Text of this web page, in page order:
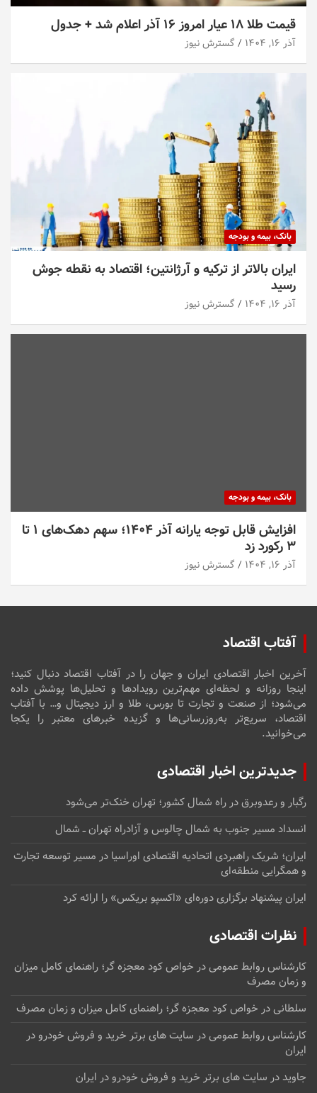
قیمت طلا ۱۸ عیار امروز ۱۶ آذر اعلام شد + جدول
آذر ۱۶, ۱۴۰۴ گسترش نیوز
بانک، بیمه و بودجه
ایران بالاتر از ترکیه و آرژانتین؛ اقتصاد به نقطه جوش
رسید
آذر ۱۶, ۱۴۰۴ گسترش نیوز
بانک، بیمه و بودجه
افزایش قابل توجه یارانه آذر ۱۴۰۴؛ سهم دهک‌های ۱ تا
۳ رکورد زد
آذر ۱۶, ۱۴۰۴ گسترش نیوز
آفتاب اقتصاد
آخرین اخبار اقتصادی ایران و جهان را در آفتاب اقتصاد دنبال کنید؛
اینجا روزانه و لحظه‌ای مهم‌ترین رویدادها و تحلیل‌ها پوشش داده
می‌شود؛ از صنعت و تجارت تا بورس، طلا و ارز دیجیتال و… با آفتاب
اقتصاد، سریع‌تر به‌روزرسانی‌ها و گزیده خبرهای معتبر را یکجا
می‌خوانید.
جدیدترین اخبار اقتصادی
رگبار و رعدوبرق در راه شمال کشور؛ تهران خنک‌تر می‌شود
انسداد مسیر جنوب به شمال چالوس و آزادراه تهران ــ شمال
ایران؛ شریک راهبردی اتحادیه اقتصادی اوراسیا در مسیر توسعه تجارت
و همگرایی منطقه‌ای
ایران پیشنهاد برگزاری دوره‌ای «اکسپو بریکس» را ارائه کرد
نظرات اقتصادی
کارشناس روابط عمومیدرخواص کود معجزه گر؛ راهنمای کامل میزان
و زمان مصرف
سلطانیدرخواص کود معجزه گر؛ راهنمای کامل میزان و زمان مصرف
کارشناس روابط عمومیدرسایت های برتر خرید و فروش خودرو در
ایران
جاویددرسایت های برتر خرید و فروش خودرو در ایران